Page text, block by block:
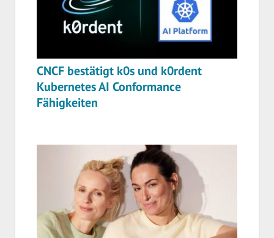
CNCF bestätigt k0s und k0rdent
Kubernetes AI Conformance
Fähigkeiten